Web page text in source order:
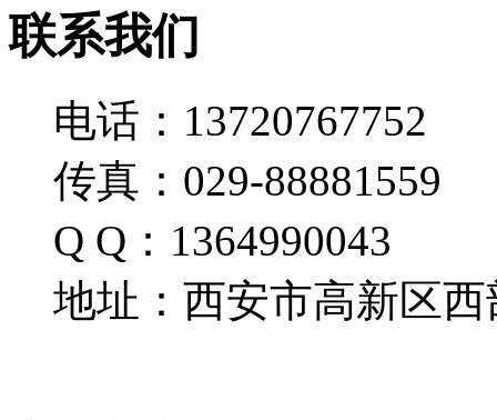
联系我们
电话：13720767752
传真：029-88881559
Q Q：1364990043
地址：西安市高新区西